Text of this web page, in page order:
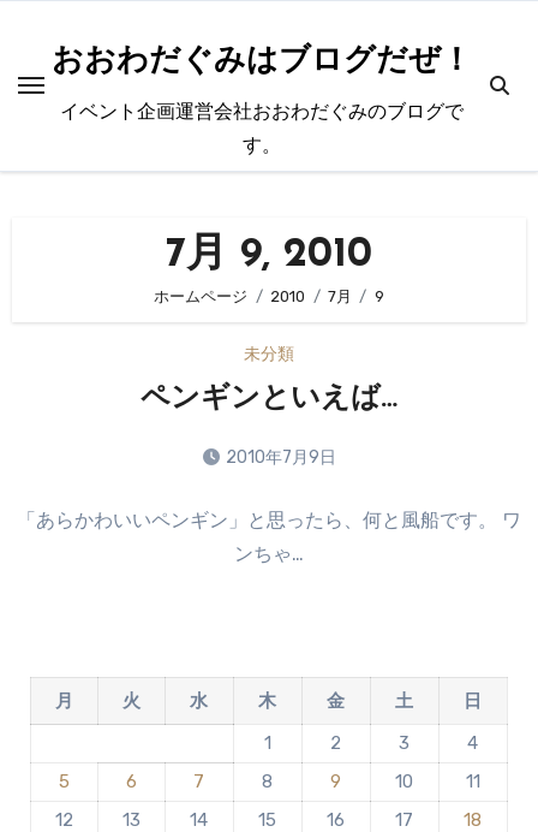
おおわだぐみはブログだぜ！
イベント企画運営会社おおわだぐみのブログで
す。
7月 9, 2010
ホームページ 2010 7月 9
未分類
ペンギンといえば…
2010年7月9日
メ
ン
だ
あ
り
せ
ん
「あらかわいいペンギン」と思ったら、何と風船です。 ワ
ンちゃ…
月 火 水 木 金 土
日
1
2 3
4
5
6 7 8 9 10
11
12
13 14 15 16 17
18